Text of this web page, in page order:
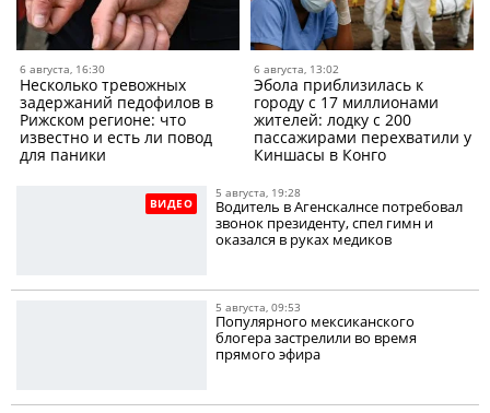
6 августа, 16:30
Несколько тревожных
задержаний педофилов в
Рижском регионе: что
известно и есть ли повод
для паники
6 августа, 13:02
Эбола приблизилась к
городу с 17 миллионами
жителей: лодку с 200
пассажирами перехватили у
Киншасы в Конго
ВИДЕО
5 августа, 19:28
Водитель в Агенскалнсе потребовал
звонок президенту, спел гимн и
оказался в руках медиков
5 августа, 09:53
Популярного мексиканского
блогера застрелили во время
прямого эфира